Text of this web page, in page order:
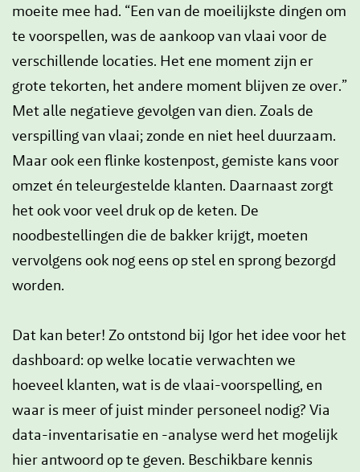
moeite mee had. “Een van de moeilijkste dingen om
te voorspellen, was de aankoop van vlaai voor de
verschillende locaties. Het ene moment zijn er
grote tekorten, het andere moment blijven ze over.”
Met alle negatieve gevolgen van dien. Zoals de
verspilling van vlaai; zonde en niet heel duurzaam.
Maar ook een flinke kostenpost, gemiste kans voor
omzet én teleurgestelde klanten. Daarnaast zorgt
het ook voor veel druk op de keten. De
noodbestellingen die de bakker krijgt, moeten
vervolgens ook nog eens op stel en sprong bezorgd
worden.
Dat kan beter! Zo ontstond bij Igor het idee voor het
dashboard: op welke locatie verwachten we
hoeveel klanten, wat is de vlaai-voorspelling, en
waar is meer of juist minder personeel nodig? Via
data-inventarisatie en -analyse werd het mogelijk
hier antwoord op te geven. Beschikbare kennis